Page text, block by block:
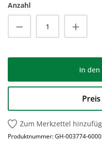
Anzahl
Produkt Anzahl:
In den
Zum Merkzettel
Produktnummer:GH-003774-6000